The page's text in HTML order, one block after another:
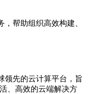
，帮助组织高效构建、
领先的云计算平台，旨
、高效的云端解决方